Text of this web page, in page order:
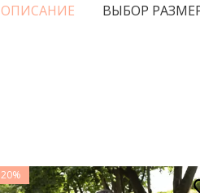
ОПИСАНИЕ ВЫБОР
20%